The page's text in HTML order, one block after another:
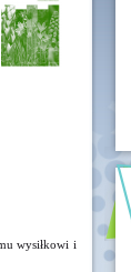
wysiłkowi i